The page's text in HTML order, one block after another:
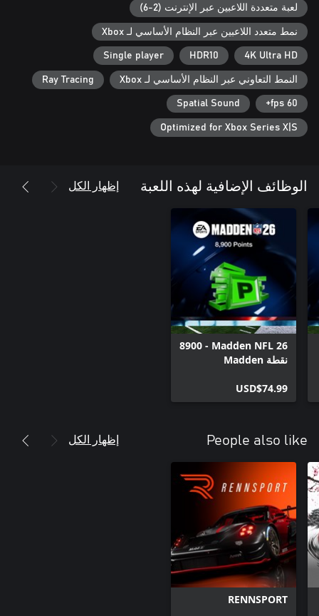
تشتمل هذه اللعبة على عمليات شراء اختيارية داخل اللعبة للعملة
الافتراضية التي يمكن استخدامها للحصول على العناصر الافتراضية
داخل اللعبة بما في ذلك اختيار عشوائي للعناصر الافتراضية داخل
تطبق الشروط والقيود. راجع ea.com/legal لمزيد من التفاصيل.
لعبة متعددة اللاعبين عبر الإنترنت (2-6)
نمط متعدد اللاعبين عبر النظام الأساسي لـ Xbox
4K Ultra HD
HDR10
Single player
النمط التعاوني عبر النظام الأساسي لـ Xbox Ray Tracing
60 fps+
Spatial Sound
Optimized for Xbox Series X|S
الوظائف الإضافية لهذه اللعبة إظهار الكل
Madden NFL 26 - ‏8900
نقطة Madden
USD$74.99
People also like إظهار الكل
RENNSPORT